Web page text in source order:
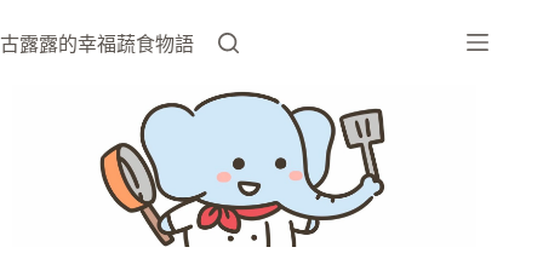
至
古露露的幸福蔬食物語